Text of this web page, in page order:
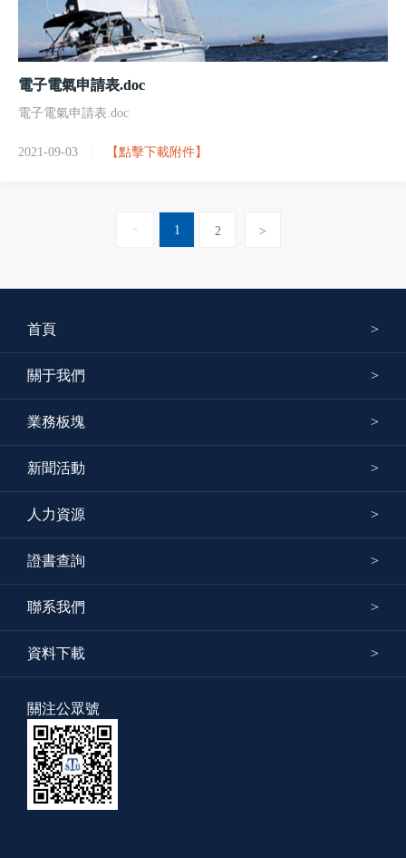
電子電氣申請表.doc
電子電氣申請表.doc
2021-09-03 【點擊下載附件】
< 1 2 >
首頁
關于我們
業務板塊
新聞活動
人力資源
證書查詢
聯系我們
資料下載
關注公眾號